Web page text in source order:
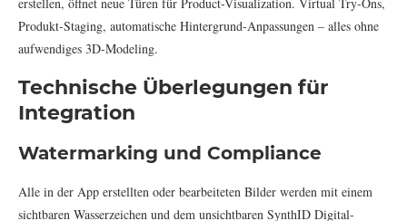
Produkt-Staging, automatische Hintergrund-Anpassungen – alles ohne
aufwendiges 3D-Modeling.
Technische Überlegungen für
Integration
Watermarking und Compliance
Alle in der App erstellten oder bearbeiteten Bilder werden mit einem
sichtbaren Wasserzeichen und dem unsichtbaren SynthID Digital-